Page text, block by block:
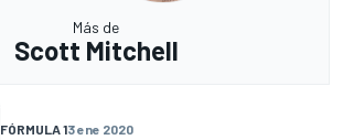
Más de
Scott Mitchell
FÓRMULA 13 ene 2020